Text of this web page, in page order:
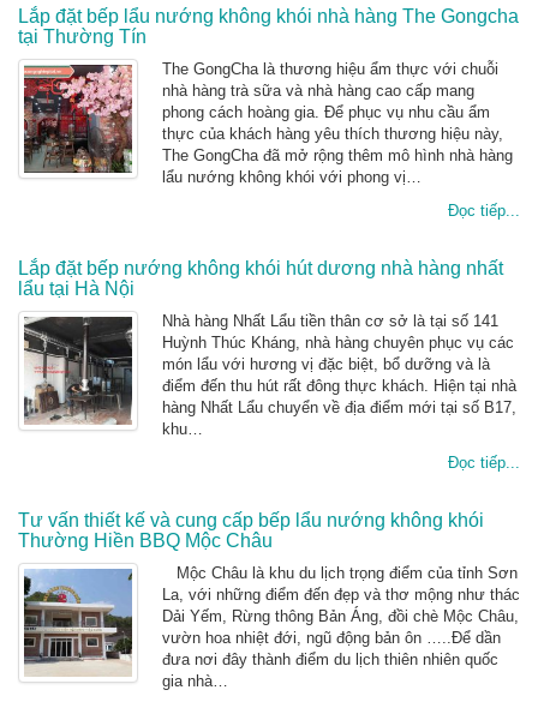
Lắp đặt bếp lẩu nướng không khói nhà hàng The Gongcha
tại Thường Tín
The GongCha là thương hiệu ẩm thực với chuỗi
nhà hàng trà sữa và nhà hàng cao cấp mang
phong cách hoàng gia. Để phục vụ nhu cầu ẩm
thực của khách hàng yêu thích thương hiệu này,
The GongCha đã mở rộng thêm mô hình nhà hàng
lẩu nướng không khói với phong vị…
Đọc tiếp...
Lắp đặt bếp nướng không khói hút dương nhà hàng nhất
lẩu tại Hà Nội
Nhà hàng Nhất Lẩu tiền thân cơ sở là tại số 141
Huỳnh Thúc Kháng, nhà hàng chuyên phục vụ các
món lẩu với hương vị đặc biệt, bổ dưỡng và là
điểm đến thu hút rất đông thực khách. Hiện tại nhà
hàng Nhất Lẩu chuyển về địa điểm mới tại số B17,
khu…
Đọc tiếp...
Tư vấn thiết kế và cung cấp bếp lẩu nướng không khói
Thường Hiền BBQ Mộc Châu
Mộc Châu là khu du lịch trọng điểm của tỉnh Sơn
La, với những điểm đến đẹp và thơ mộng như thác
Dải Yếm, Rừng thông Bản Áng, đồi chè Mộc Châu,
vườn hoa nhiệt đới, ngũ động bản ôn …..Để dần
đưa nơi đây thành điểm du lịch thiên nhiên quốc
gia nhà…